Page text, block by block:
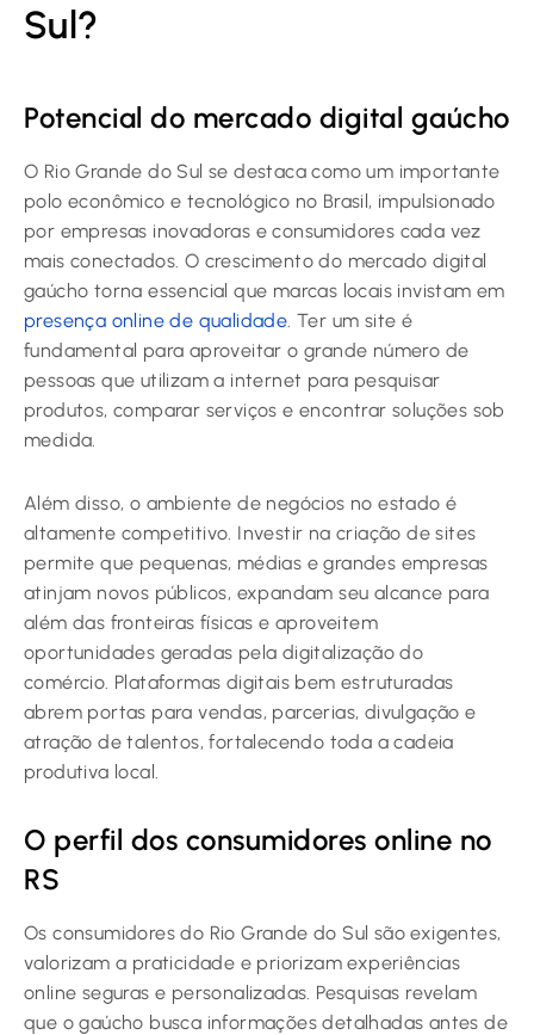
Sul?
Potencial do mercado digital gaúcho
O Rio Grande do Sul se destaca como um importante
polo econômico e tecnológico no Brasil, impulsionado
por empresas inovadoras e consumidores cada vez
mais conectados. O crescimento do mercado digital
gaúcho torna essencial que marcas locais invistam em
presença online de qualidade . Ter um site é
fundamental para aproveitar o grande número de
pessoas que utilizam a internet para pesquisar
produtos, comparar serviços e encontrar soluções sob
medida.
Além disso, o ambiente de negócios no estado é
altamente competitivo. Investir na criação de sites
permite que pequenas, médias e grandes empresas
atinjam novos públicos, expandam seu alcance para
além das fronteiras físicas e aproveitem
oportunidades geradas pela digitalização do
comércio. Plataformas digitais bem estruturadas
abrem portas para vendas, parcerias, divulgação e
atração de talentos, fortalecendo toda a cadeia
produtiva local.
O perfil dos consumidores online no
RS
Os consumidores do Rio Grande do Sul são exigentes,
valorizam a praticidade e priorizam experiências
online seguras e personalizadas. Pesquisas revelam
que o gaúcho busca informações detalhadas antes de